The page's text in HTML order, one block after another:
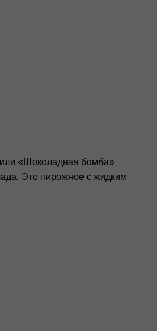
«Шоколадная бомба»
Это пирожное с жидким